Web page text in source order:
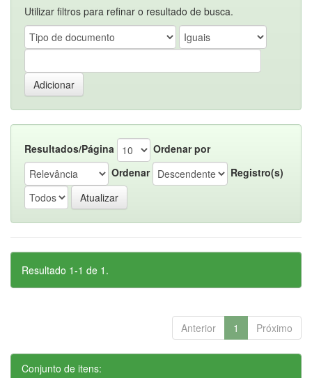
Utilizar filtros para refinar o resultado de busca.
Resultados/Página
Ordenar por
Ordenar
Registro(s)
Resultado 1-1 de 1.
Anterior 1 Próximo
Conjunto de itens: